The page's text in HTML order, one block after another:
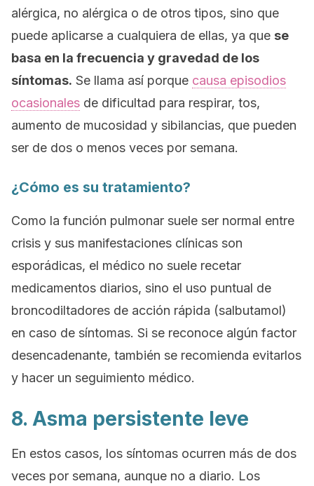
alérgica, no alérgica o de otros tipos, sino que
puede aplicarse a cualquiera de ellas, ya que se
basa en la frecuencia y gravedad de los
síntomas. Se llama así porque causa episodios
ocasionales de dificultad para respirar, tos,
aumento de mucosidad y sibilancias, que pueden
ser de dos o menos veces por semana.
¿Cómo es su tratamiento?
Como la función pulmonar suele ser normal entre
crisis y sus manifestaciones clínicas son
esporádicas, el médico no suele recetar
medicamentos diarios, sino el uso puntual de
broncodiltadores de acción rápida (salbutamol)
en caso de síntomas. Si se reconoce algún factor
desencadenante, también se recomienda evitarlos
y hacer un seguimiento médico.
8. Asma persistente leve
En estos casos, los síntomas ocurren más de dos
veces por semana, aunque no a diario. Los